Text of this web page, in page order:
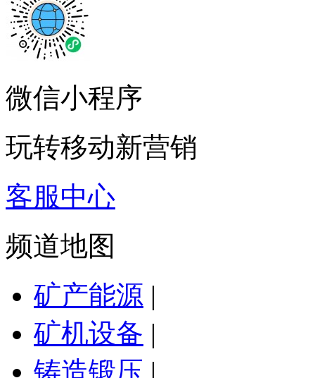
微信小程序
玩转移动新营销
客服中心
频道地图
矿产能源 |
矿机设备 |
铸造锻压 |